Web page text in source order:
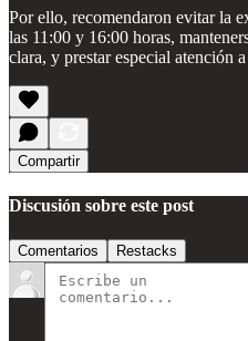
Por ello, recomendaron evitar la
las 11:00 y 16:00 horas,
clara, y prestar especial atención
Compartir
Discusión sobre este post
Comentarios Restacks